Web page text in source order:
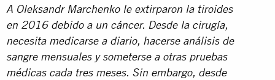
A Oleksandr Marchenko le extirparon la tiroides
en 2016 debido a un cáncer. Desde la cirugía,
necesita medicarse a diario, hacerse análisis de
sangre mensuales y someterse a otras pruebas
médicas cada tres meses. Sin embargo, desde